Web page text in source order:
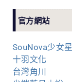
官方網站
SouNova少女星
十羽文化
台灣角川